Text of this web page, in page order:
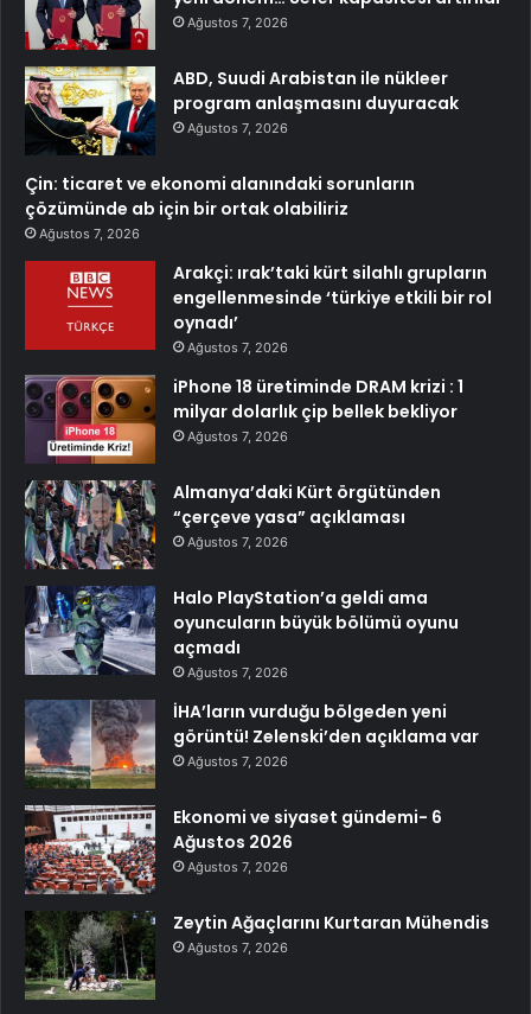
Ağustos 7, 2026
ABD, Suudi Arabistan ile nükleer
program anlaşmasını duyuracak
Ağustos 7, 2026
Çin: ticaret ve ekonomi alanındaki sorunların
çözümünde ab için bir ortak olabiliriz
Ağustos 7, 2026
Arakçi: ırak’taki kürt silahlı grupların
engellenmesinde ‘türkiye etkili bir rol
oynadı’
Ağustos 7, 2026
iPhone 18 üretiminde DRAM krizi : 1
milyar dolarlık çip bellek bekliyor
Ağustos 7, 2026
Almanya’daki Kürt örgütünden
“çerçeve yasa” açıklaması
Ağustos 7, 2026
Halo PlayStation’a geldi ama
oyuncuların büyük bölümü oyunu
açmadı
Ağustos 7, 2026
İHA’ların vurduğu bölgeden yeni
görüntü! Zelenski’den açıklama var
Ağustos 7, 2026
Ekonomi ve siyaset gündemi- 6
Ağustos 2026
Ağustos 7, 2026
Zeytin Ağaçlarını Kurtaran Mühendis
Ağustos 7, 2026